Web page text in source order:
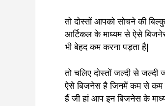
तो दोस्तों आपको सोचने की
आर्टिकल के माध्यम से ऐसे
भी बेहद कम करना पड़ता है|
तो चलिए दोस्तों जल्दी से
ऐसे बिजनेस है जिनमें कम से कम
हैं जी हां आप इन बिजनेस के